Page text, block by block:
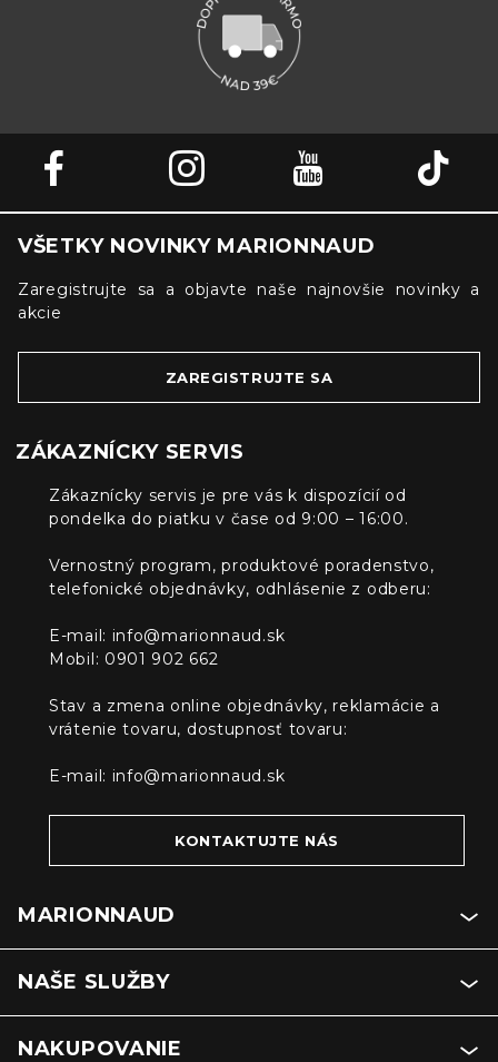
VŠETKY NOVINKY MARIONNAUD
Zaregistrujte sa a objavte naše najnovšie novinky a
akcie
ZAREGISTRUJTE SA
ZÁKAZNÍCKY SERVIS
Zákaznícky servis je pre vás k dispozícií od
pondelka do piatku v čase od 9:00 – 16:00.
Vernostný program, produktové poradenstvo,
telefonické objednávky, odhlásenie z odberu:
E-mail: info@marionnaud.sk
Mobil: 0901 902 662
Stav a zmena online objednávky, reklamácie a
vrátenie tovaru, dostupnosť tovaru:
E-mail: info@marionnaud.sk
KONTAKTUJTE NÁS
MARIONNAUD
NAŠE SLUŽBY
NAKUPOVANIE